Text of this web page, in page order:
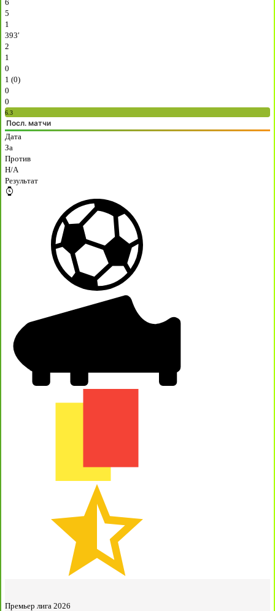
6
5
1
393′
2
1
0
1 (0)
0
0
6.3
Посл. матчи
Дата
За
Против
H/A
Результат
Премьер лига 2026